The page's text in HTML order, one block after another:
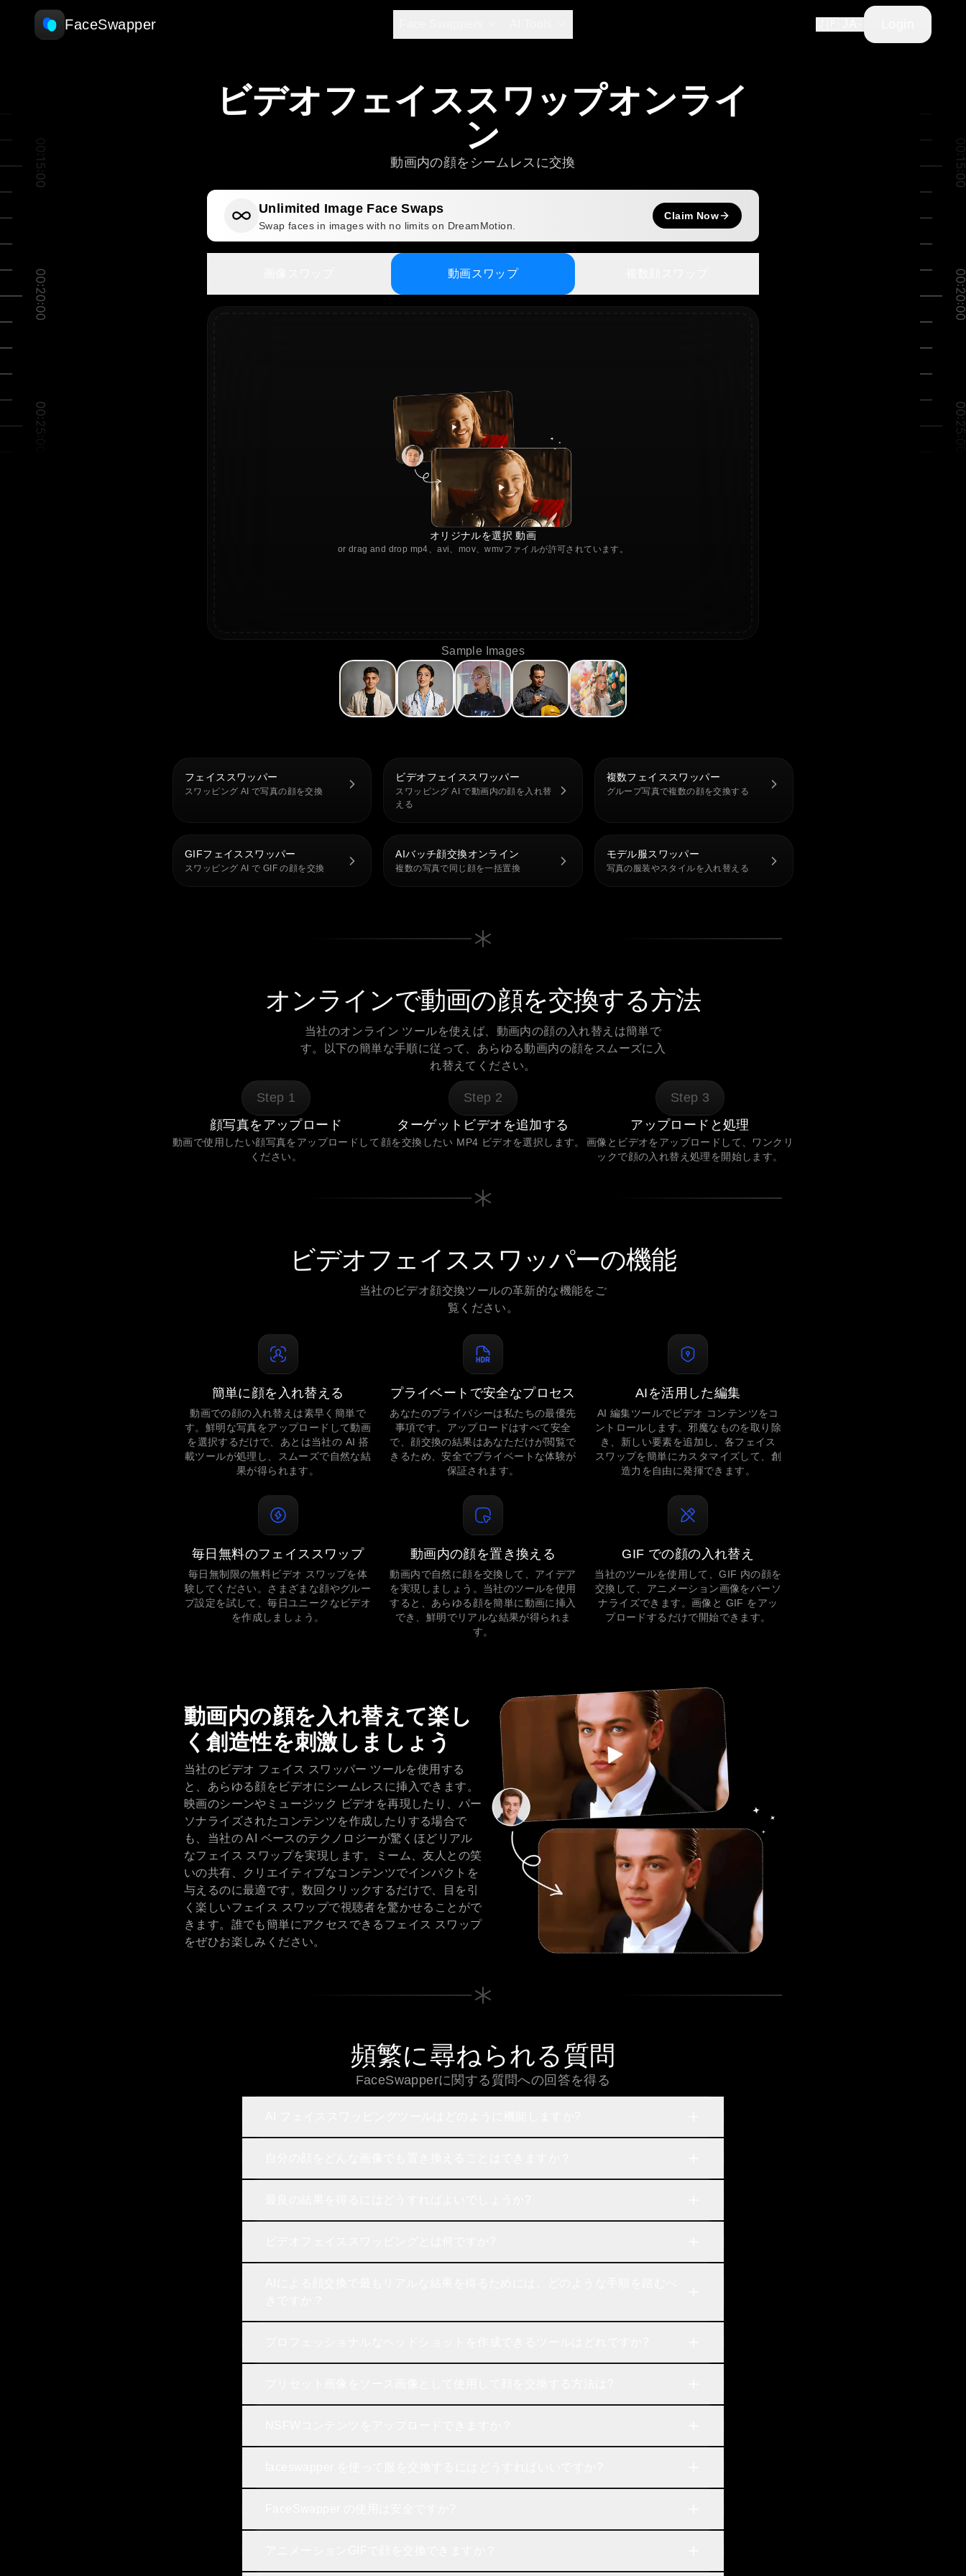
FaceSwapper
ビデオフェイススワップオンライ
ン
動画内の顔をシームレスに交換
Unlimited Image Face Swaps
Swap faces in images with no limits on DreamMotion.
Claim Now
動画スワップ
オリジナルを選択 動画
or drag and drop mp4、avi、mov、wmvファイルが許可されています。
Sample Images
フェイススワッパー
スワッピング AI で写真の顔を交換
ビデオフェイススワッパー
スワッピング AI で動画内の顔を入れ替
える
複数フェイススワッパー
グループ写真で複数の顔を交換する
GIFフェイススワッパー
スワッピング AI で GIF の顔を交換
AIバッチ顔交換オンライン
複数の写真で同じ顔を一括置換
モデル服スワッパー
写真の服装やスタイルを入れ替える
オンラインで動画の顔を交換する方法
当社のオンライン ツールを使えば、動画内の顔の入れ替えは簡単で
す。以下の簡単な手順に従って、あらゆる動画内の顔をスムーズに入
れ替えてください。
Step 1
顔写真をアップロード
動画で使用したい顔写真をアップロードして
ください。
Step 2
ターゲットビデオを追加する
顔を交換したい MP4 ビデオを選択します。
Step 3
アップロードと処理
画像とビデオをアップロードして、ワンクリ
ックで顔の入れ替え処理を開始します。
ビデオフェイススワッパーの機能
当社のビデオ顔交換ツールの革新的な機能をご
覧ください。
簡単に顔を入れ替える
動画での顔の入れ替えは素早く簡単で
す。鮮明な写真をアップロードして動画
を選択するだけで、あとは当社の AI 搭
載ツールが処理し、スムーズで自然な結
果が得られます。
プライベートで安全なプロセス
あなたのプライバシーは私たちの最優先
事項です。アップロードはすべて安全
で、顔交換の結果はあなただけが閲覧で
きるため、安全でプライベートな体験が
保証されます。
AIを活用した編集
AI 編集ツールでビデオ コンテンツをコ
ントロールします。邪魔なものを取り除
き、新しい要素を追加し、各フェイス
スワップを簡単にカスタマイズして、創
造力を自由に発揮できます。
毎日無料のフェイススワップ
毎日無制限の無料ビデオ スワップを体
験してください。さまざまな顔やグルー
プ設定を試して、毎日ユニークなビデオ
を作成しましょう。
動画内の顔を置き換える
動画内で自然に顔を交換して、アイデア
を実現しましょう。当社のツールを使用
すると、あらゆる顔を簡単に動画に挿入
でき、鮮明でリアルな結果が得られま
す。
GIF での顔の入れ替え
当社のツールを使用して、GIF 内の顔を
交換して、アニメーション画像をパーソ
ナライズできます。画像と GIF をアッ
プロードするだけで開始できます。
動画内の顔を入れ替えて楽し
く創造性を刺激しましょう
当社のビデオ フェイス スワッパー ツールを使用する
と、あらゆる顔をビデオにシームレスに挿入できます。
映画のシーンやミュージック ビデオを再現したり、パー
ソナライズされたコンテンツを作成したりする場合で
も、当社の AI ベースのテクノロジーが驚くほどリアル
なフェイス スワップを実現します。ミーム、友人との笑
いの共有、クリエイティブなコンテンツでインパクトを
与えるのに最適です。数回クリックするだけで、目を引
く楽しいフェイス スワップで視聴者を驚かせることがで
きます。誰でも簡単にアクセスできるフェイス スワップ
をぜひお楽しみください。
頻繁に尋ねられる質問
FaceSwapperに関する質問への回答を得る